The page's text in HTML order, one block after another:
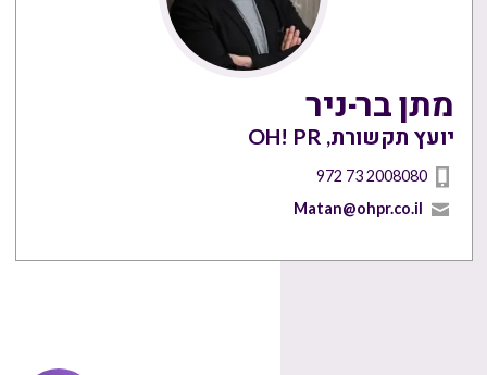
מתן בר-ניר
יועץ תקשורת, OH! PR
972 73 2008080
Matan@ohpr.co.il